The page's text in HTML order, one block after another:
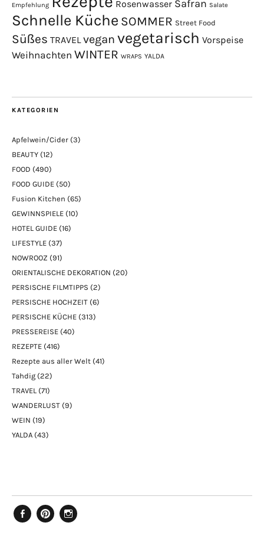
Empfehlung Rosenwasser Safran Salate
Schnelle Küche SOMMER Street Food
Süßes TRAVEL vegan vegetarisch Vorspeise
Weihnachten WINTER WRAPS YALDA
KATEGORIEN
Apfelwein/Cider (3)
BEAUTY (12)
FOOD (490)
FOOD GUIDE (50)
Fusion Kitchen (65)
GEWINNSPIELE (10)
HOTEL GUIDE (16)
LIFESTYLE (37)
NOWROOZ (91)
ORIENTALISCHE DEKORATION (20)
PERSISCHE FILMTIPPS (2)
PERSISCHE HOCHZEIT (6)
PERSISCHE KÜCHE (313)
PRESSEREISE (40)
REZEPTE (416)
Rezepte aus aller Welt (41)
Tahdig (22)
TRAVEL (71)
WANDERLUST (9)
WEIN (19)
YALDA (43)